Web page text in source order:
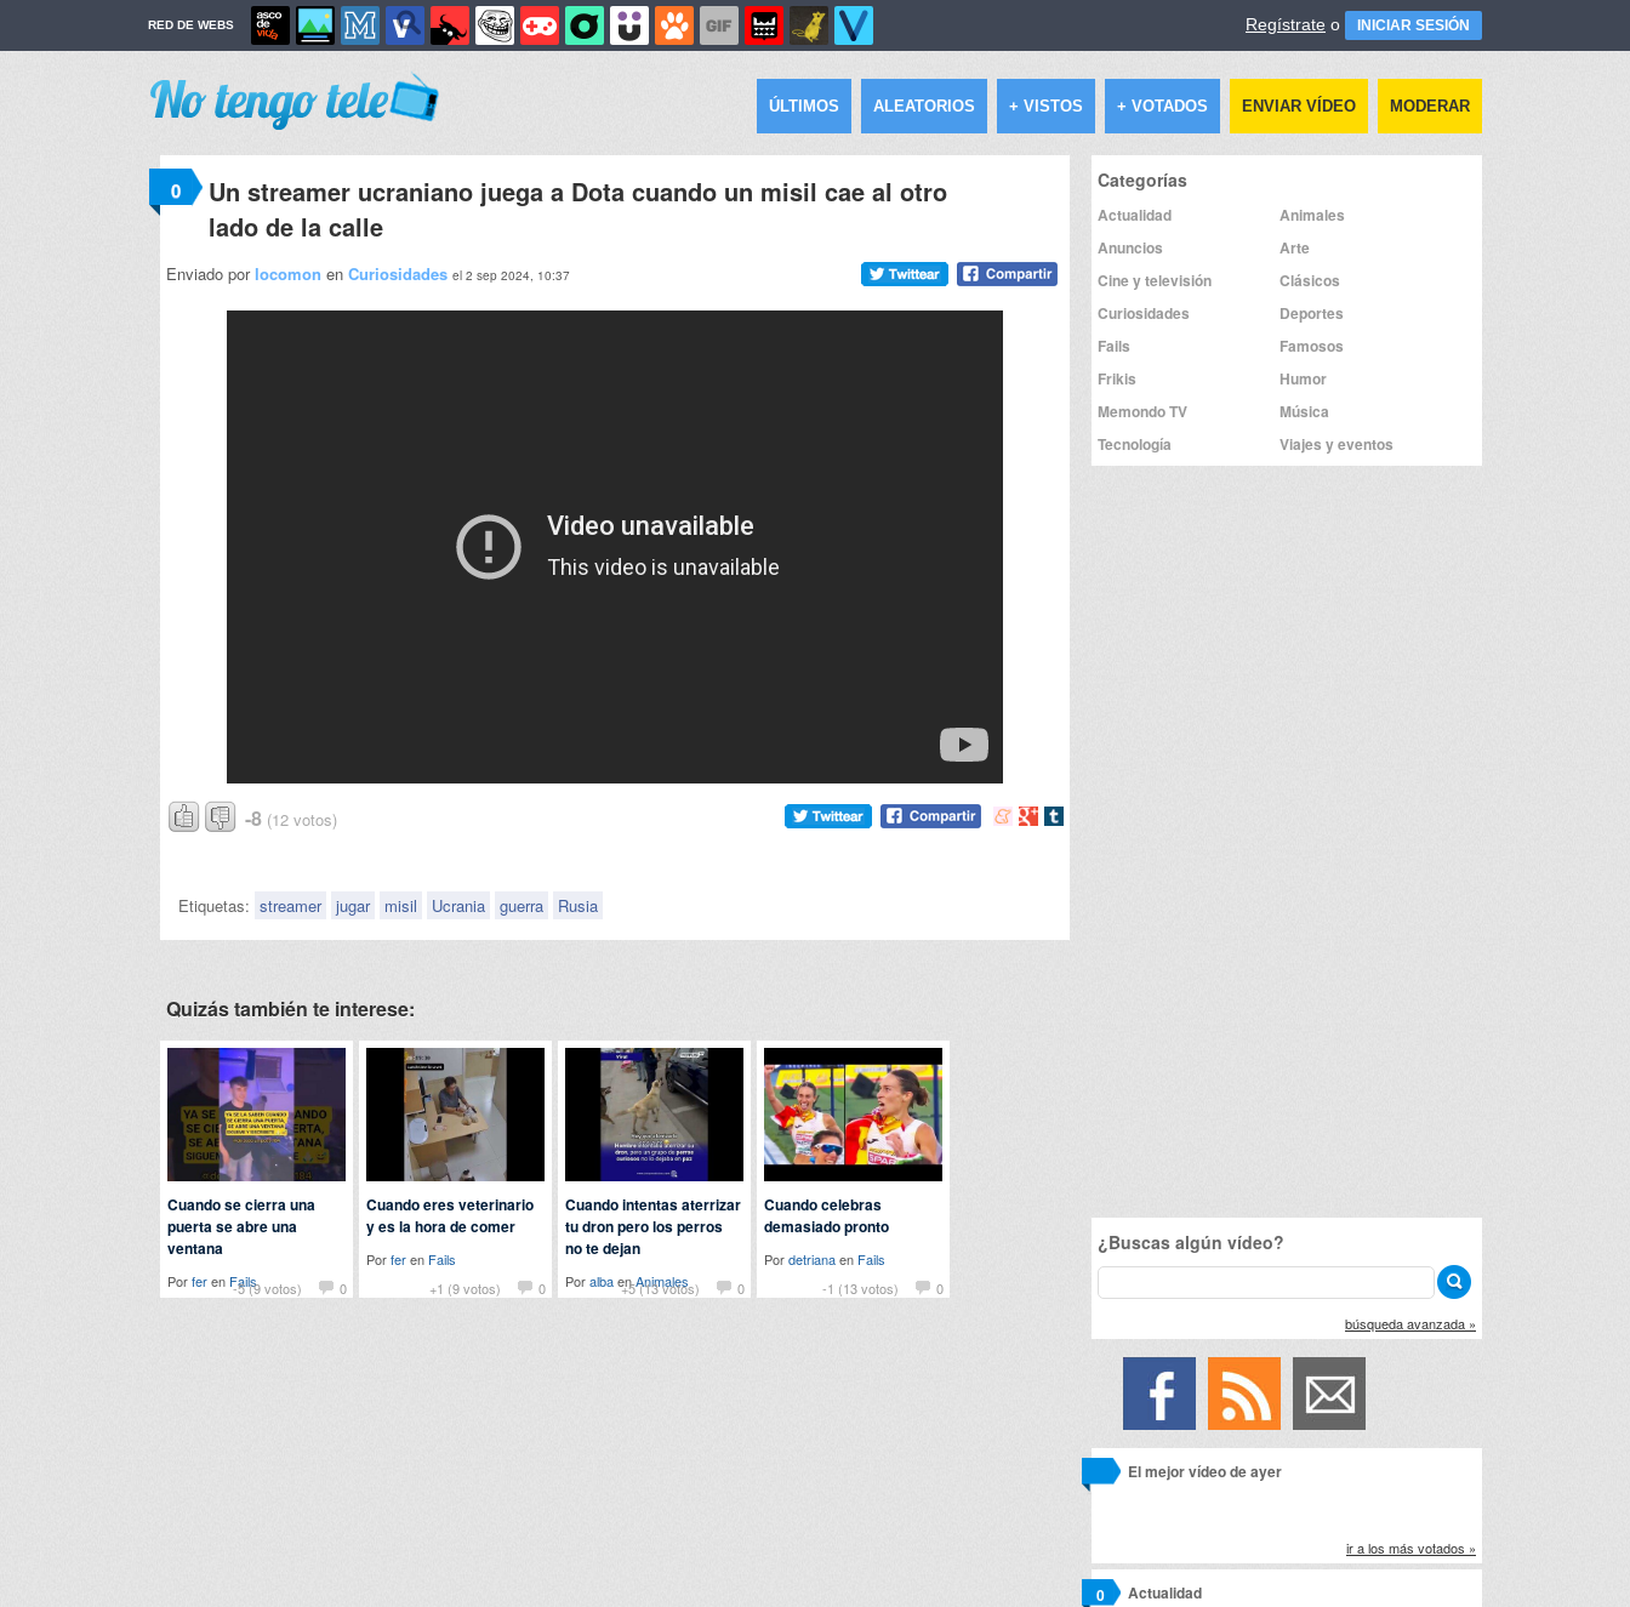
RED DE WEBS Regístrate o INICIAR SESIÓN
ÚLTIMOS ALEATORIOS + VISTOS + VOTADOS ENVIAR VÍDEO MODERAR
0
Un streamer ucraniano juega a Dota cuando un misil cae al otro
lado de la calle
Enviado por locomon en Curiosidades el 2 sep 2024, 10:37
-8 (12 votos)
Compartir
Compartir
Compartir
Etiquetas: streamer jugar misil Ucrania guerra Rusia
Quizás también te interese:
-5 (9 votos) 0
Cuando se cierra una
puerta se abre una
ventana
Porferen Fails +1 (9 votos) 0
Cuando eres veterinario
y es la hora de comer
Porferen Fails
+5 (13 votos)
0
Cuando intentas aterrizar
tu dron pero los perros
no te dejan
PoralbaenAnimales -1 (13 votos) 0
Cuando celebras
demasiado pronto
Pordetrianaen Fails
Categorías
Actualidad
Animales
Anuncios
Arte
Cine y televisión
Clásicos
Curiosidades
Deportes
Fails
Famosos
Frikis
Humor
Memondo TV
Música
Tecnología
Viajes y eventos
¿Buscas algún vídeo?
búsqueda avanzada »
El mejor vídeo de ayer
ir a los más votados »
Actualidad
0